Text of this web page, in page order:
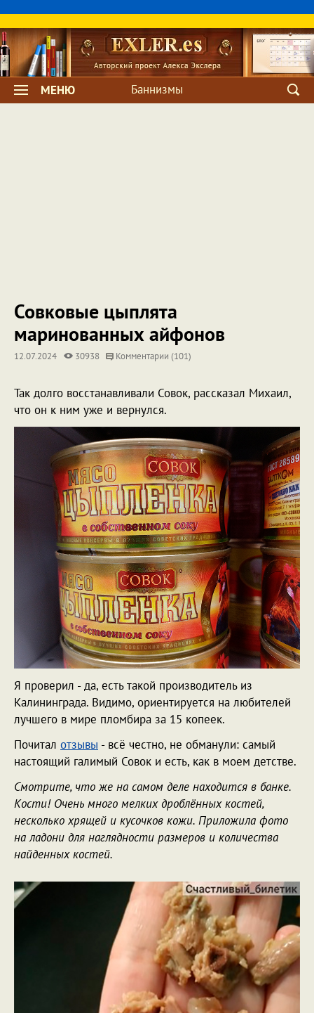
МЕНЮ Баннизмы
Совковые цыплята
маринованных айфонов
12.07.2024 30938 Комментарии (101)
Так долго восстанавливали Совок, рассказал Михаил,
что он к ним уже и вернулся.
Я проверил - да, есть такой производитель из
Калининграда. Видимо, ориентируется на любителей
лучшего в мире пломбира за 15 копеек.
Почитал отзывы - всё честно, не обманули: самый
настоящий галимый Совок и есть, как в моем детстве.
Смотрите, что же на самом деле находится в банке.
Кости! Очень много мелких дроблённых костей,
несколько хрящей и кусочков кожи. Приложила фото
на ладони для наглядности размеров и количества
найденных костей.